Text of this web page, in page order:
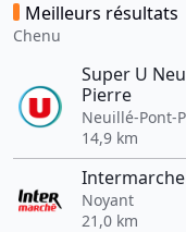
Meilleurs résultats
Chenu
Super U
Pierre
Neuillé-Pont-
14,9 km
Noyant
21,0 km